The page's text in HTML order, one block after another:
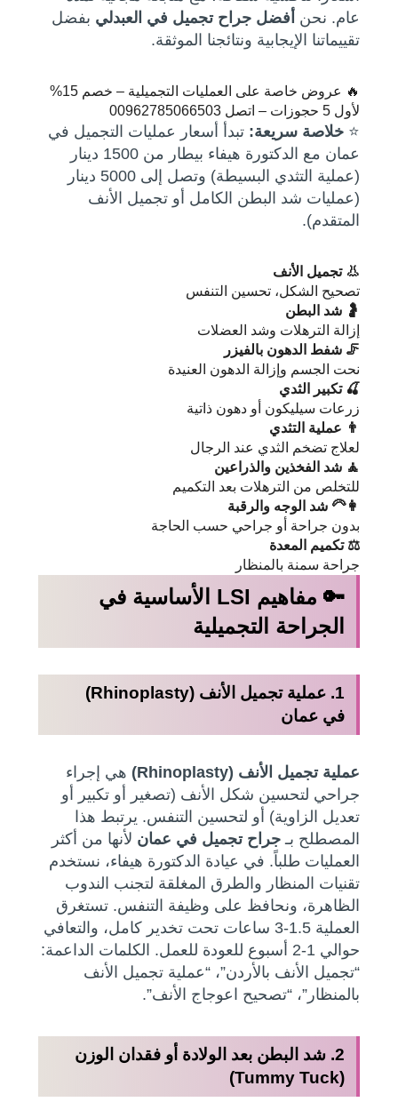
عام. نحن أفضل جراح تجميل في العبدلي بفضل
تقييماتنا الإيجابية ونتائجنا الموثقة.
🔥 عروض خاصة على العمليات التجميلية – خصم 15%
لأول 5 حجوزات – اتصل 00962785066503
⭐ خلاصة سريعة: تبدأ أسعار عمليات التجميل في
عمان مع الدكتورة هيفاء بيطار من 1500 دينار
(عملية التثدي البسيطة) وتصل إلى 5000 دينار
(عمليات شد البطن الكامل أو تجميل الأنف
المتقدم).
👃 تجميل الأنف
تصحيح الشكل، تحسين التنفس
🤰 شد البطن
إزالة الترهلات وشد العضلات
🦵 شفط الدهون بالفيزر
نحت الجسم وإزالة الدهون العنيدة
🍒 تكبير الثدي
زرعات سيليكون أو دهون ذاتية
👨 عملية التثدي
لعلاج تضخم الثدي عند الرجال
🧘 شد الفخذين والذراعين
للتخلص من الترهلات بعد التكميم
👩‍🦳 شد الوجه والرقبة
بدون جراحة أو جراحي حسب الحاجة
⚖️ تكميم المعدة
جراحة سمنة بالمنظار
🔑 مفاهيم LSI الأساسية في
الجراحة التجميلية
1. عملية تجميل الأنف (Rhinoplasty)
في عمان
عملية تجميل الأنف (Rhinoplasty)
هي إجراء
جراحي لتحسين شكل الأنف (تصغير أو تكبير أو
تعديل الزاوية) أو لتحسين التنفس. يرتبط هذا
المصطلح بـ جراح تجميل في عمان لأنها من أكثر
العمليات طلباً. في عيادة الدكتورة هيفاء، نستخدم
تقنيات المنظار والطرق المغلقة لتجنب الندوب
الظاهرة، ونحافظ على وظيفة التنفس. تستغرق
العملية 1.5-3 ساعات تحت تخدير كامل، والتعافي
حوالي 1-2 أسبوع للعودة للعمل. الكلمات الداعمة:
“تجميل الأنف بالأردن”، “عملية تجميل الأنف
بالمنظار”، “تصحيح اعوجاج الأنف”.
2. شد البطن بعد الولادة أو فقدان الوزن
(Tummy Tuck)